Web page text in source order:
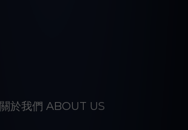
關於我們 ABOUT US